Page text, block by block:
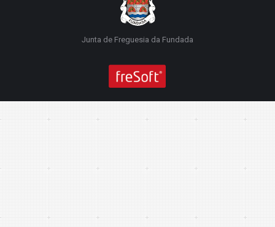
Junta de Freguesia da Fundada